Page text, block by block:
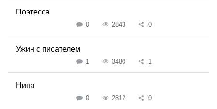
Поэтесса
0 2843 0
Ужин с писателем
1 3480 1
Нина
0 2812 0